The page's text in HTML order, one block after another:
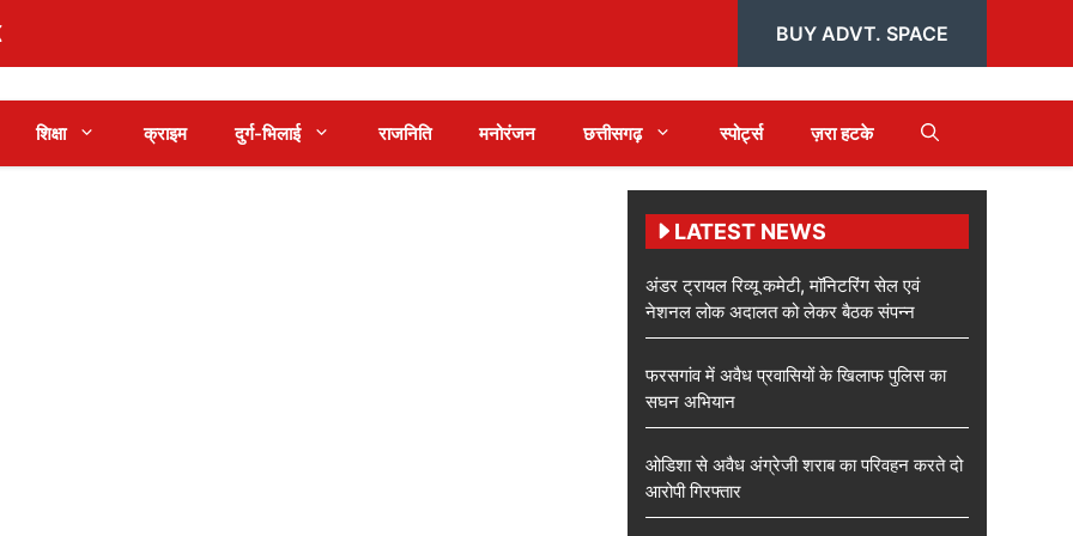
BUY ADVT. SPACE
शिक्षा क्राइम दुर्ग-भिलाई राजनिति मनोरंजन छत्तीसगढ़ स्पोर्ट्स ज़रा हटके
LATEST NEWS
अंडर ट्रायल रिव्यू कमेटी, मॉनिटरिंग सेल एवं
नेशनल लोक अदालत को लेकर बैठक संपन्न
फरसगांव में अवैध प्रवासियों के खिलाफ पुलिस का
सघन अभियान
ओडिशा से अवैध अंग्रेजी शराब का परिवहन करते दो
आरोपी गिरफ्तार